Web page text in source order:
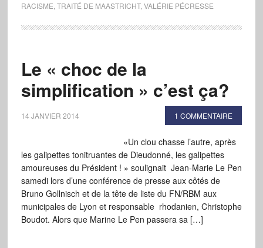
RACISME TRAITÉ DE MAASTRICHT, VALÉRIE PÉCRESSE
Le « choc de la
simplification » c’est ça?
14 JANVIER 2014 1 COMMENTAIRE
«Un clou chasse l’autre, après
les galipettes tonitruantes de Dieudonné, les galipettes
amoureuses du Président ! » soulignait Jean-Marie Le Pen
samedi lors d’une conférence de presse aux côtés de
Bruno Gollnisch et de la tête de liste du FN/RBM aux
municipales de Lyon et responsable rhodanien, Christophe
Boudot. Alors que Marine Le Pen passera sa […]